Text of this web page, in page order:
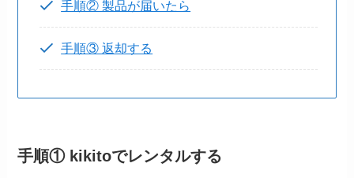
手順② 製品が届いたら
手順③ 返却する
手順① kikitoでレンタルする